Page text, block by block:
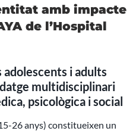
entitat amb impacte
de l’Hospital
adolescents i adults
multidisciplinari
psicològica i social
26 anys) constitueixen un